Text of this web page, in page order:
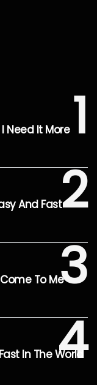
1
Need It More
2
And Fast
3
To Me
4
In The World